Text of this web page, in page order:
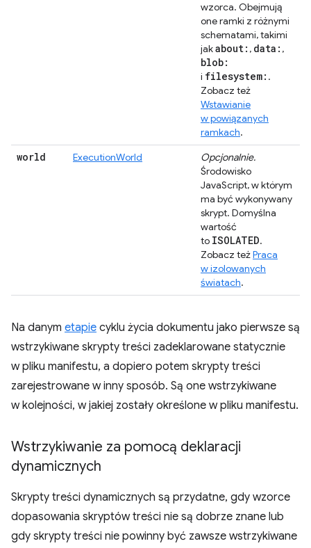
wzorca. Obejmują
one ramki z różnymi
schematami, takimi
jakabout: , data: ,
blob:
i filesystem: .
Zobacz też
Wstawianie
w powiązanych
ramkach.
world ExecutionWorld
Opcjonalnie.
Środowisko
JavaScript, w którym
ma być wykonywany
skrypt. Domyślna
wartość
to ISOLATED.
Zobacz teżPraca
w izolowanych
światach.
Na danym etapie cyklu życia dokumentu jako pierwsze są
wstrzykiwane skrypty treści zadeklarowane statycznie
w pliku manifestu, a dopiero potem skrypty treści
zarejestrowane w inny sposób. Są one wstrzykiwane
w kolejności, w jakiej zostały określone w pliku manifestu.
Wstrzykiwanie za pomocą deklaracji
dynamicznych
Skrypty treści dynamicznych są przydatne, gdy wzorce
dopasowania skryptów treści nie są dobrze znane lub
gdy skrypty treści nie powinny być zawsze wstrzykiwane